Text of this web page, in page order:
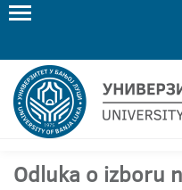
Odluka o izboru